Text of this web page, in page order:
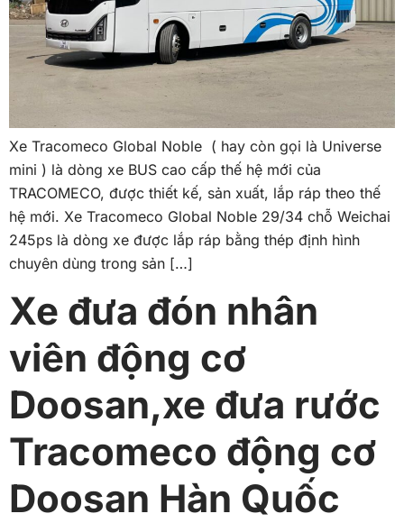
Xe Tracomeco Global Noble ( hay còn gọi là Universe
mini ) là dòng xe BUS cao cấp thế hệ mới của
TRACOMECO, được thiết kế, sản xuất, lắp ráp theo thế
hệ mới. Xe Tracomeco Global Noble 29/34 chỗ Weichai
245ps là dòng xe được lắp ráp bằng thép định hình
chuyên dùng trong sản […]
Xe đưa đón nhân
viên động cơ
Doosan,xe đưa rước
Tracomeco động cơ
Doosan Hàn Quốc